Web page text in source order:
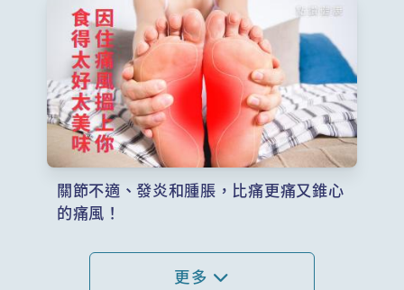
關節不適、發炎和腫脹，比痛更痛又錐心
的痛風！
更多